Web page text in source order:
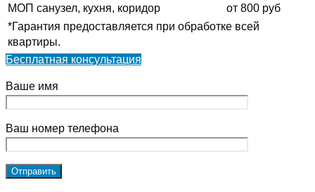
МОП санузел, кухня, коридор
от 800 руб
*Гарантия предоставляется при обработке всей
квартиры.
Бесплатная консультация
Ваше имя
Ваш номер телефона